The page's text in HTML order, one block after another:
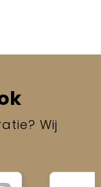
Wij